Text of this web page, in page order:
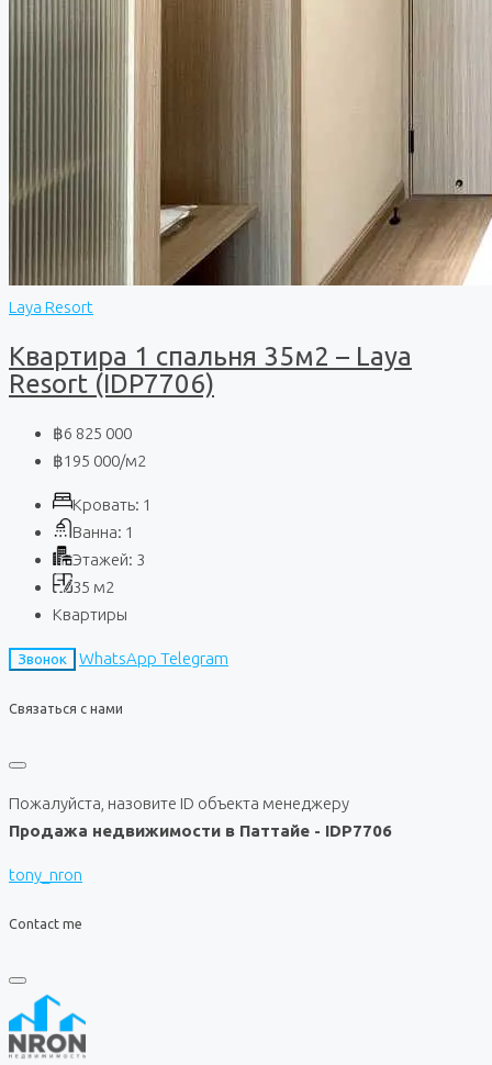
Laya Resort
Квартира 1 спальня 35м2 – Laya
Resort (IDP7706)
฿6 825 000
฿195 000/м2
Кровать: 1
Ванна: 1
Этажей: 3
35 м2
Квартиры
Звонок WhatsApp Telegram
Связаться с нами
Пожалуйста, назовите ID объекта менеджеру
Продажа недвижимости в Паттайе - IDP7706
tony_nron
Contact me